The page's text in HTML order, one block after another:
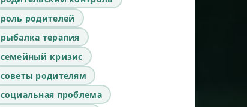
роль родителей
рыбалка терапия
семейный кризис
советы родителям
социальная проблема